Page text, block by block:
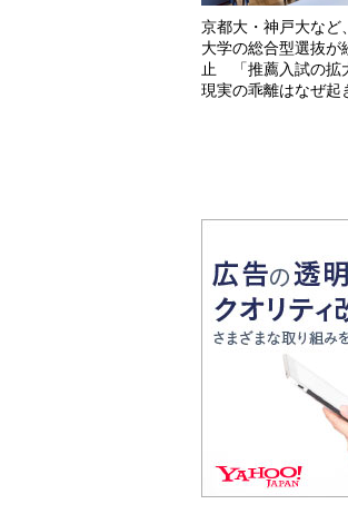
京都大・神戸大など
大学の総合型選抜が
止 「推薦入試の拡
現実の乖離はなぜ起